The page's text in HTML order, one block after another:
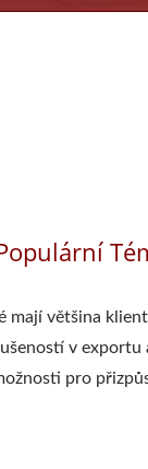
mají většina
v exportu
pro